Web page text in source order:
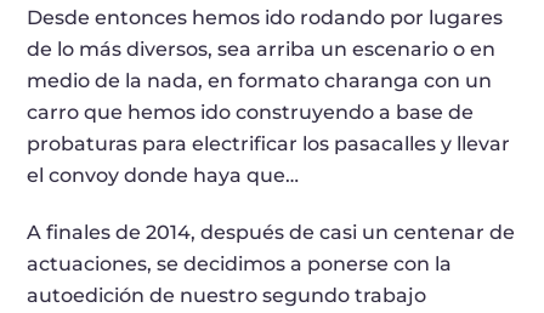
Desde entonces hemos ido rodando por lugares
de lo más diversos, sea arriba un escenario o en
medio de la nada, en formato charanga con un
carro que hemos ido construyendo a base de
probaturas para electrificar los pasacalles y llevar
el convoy donde haya que…
A finales de 2014, después de casi un centenar de
actuaciones, se decidimos a ponerse con la
autoedición de nuestro segundo trabajo